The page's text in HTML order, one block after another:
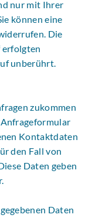
nur mit Ihrer
können eine
Die
erfolgten
unberührt.
zukommen
Anfrageformular
Kontaktdaten
den Fall von
Daten geben
Daten